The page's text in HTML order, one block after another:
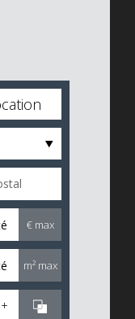
€ max
m² max
+